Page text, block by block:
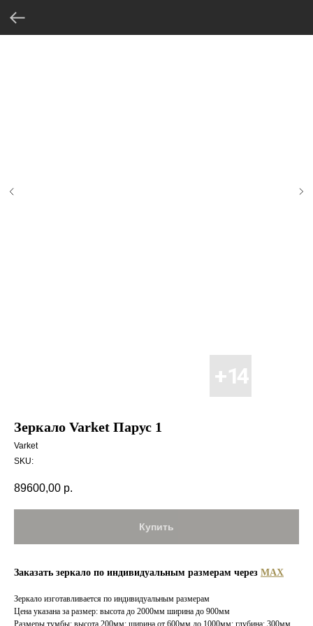
Зеркало Varket Парус 1
Varket
SKU:
89600,00 р.
Купить
Заказать зеркало по индивидуальным размерам через MAX
Зеркало изготавливается по индивидуальным размерам
Цена указана за размер: высота до 2000мм ширина до 900мм